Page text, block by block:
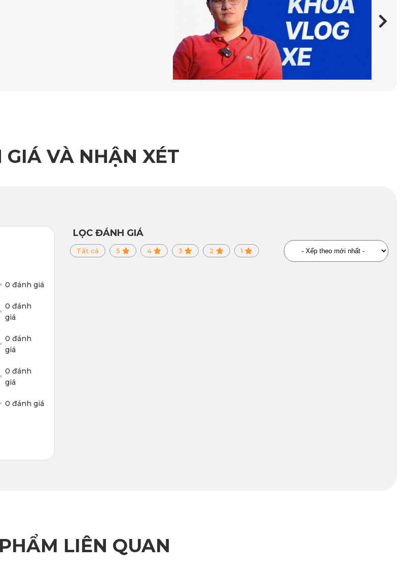
chứa các hợp chất độc hại và phụ gia tạo dẻo. Khi phơi xe dưới trời nắng gắt hoặc trong điều kiện
VÀ NHẬN XÉT
0 đánh giá
0 đánh
giá
0 đánh
giá
0 đánh
giá
0 đánh giá
LỌC ĐÁNH GIÁ
Tất cả 5 4 3 2 1
LIÊN QUAN